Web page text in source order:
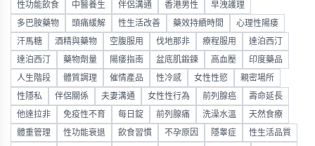
性功能飲食 中醫養生 伴侶溝通 香港男性 早洩護理
多巴胺藥物 頭痛緩解 性生活改善 藥效持續時間 心理性陽痿
汗馬糖 酒精與藥物 空腹服用 伐地那非 療程服用 達泊西汀
達泊西汀 藥物劑量 陽痿指南 盆底肌鍛鍊 高血壓 印度藥品
人生階段 體質調理 催情產品 性冷感 女性性慾 親密場所
性隱私 伴侶關係 夫妻溝通 女性性行為 前列腺癌 壽命延長
他達拉非 免疫性不育 每日錠 前列腺痛 洗澡水溫 天然食療
體重管理 性功能衰退 飲食習慣 不孕原因 隱睾症 性生活品質